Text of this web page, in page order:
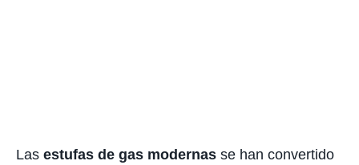
Las estufas de gas modernas se han convertido